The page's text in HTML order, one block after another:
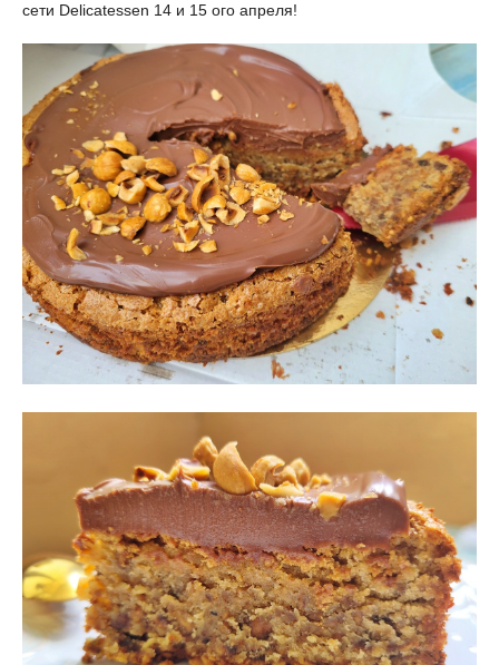
сети Delicatessen 14 и 15 ого апреля!